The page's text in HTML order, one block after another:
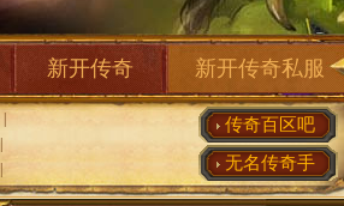
新开传奇 新开传奇私服
传奇百区吧
无名传奇手